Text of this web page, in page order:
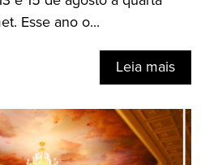
Esse ano o...
Leia mais